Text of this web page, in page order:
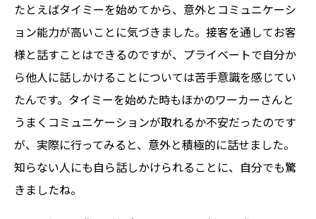
たとえばタイミーを始めてから、意外とコミュニケーシ
ョン能力が高いことに気づきました。接客を通してお客
様と話すことはできるのですが、プライベートで自分か
ら他人に話しかけることについては苦手意識を感じてい
たんです。タイミーを始めた時もほかのワーカーさんと
うまくコミュニケーションが取れるか不安だったのです
が、実際に行ってみると、意外と積極的に話せました。
知らない人にも自ら話しかけられることに、自分でも驚
きましたね。